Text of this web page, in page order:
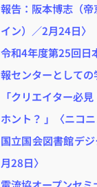
報告：阪本博志（
イン）／2月24日〉
令和4年度第25回日
報センターとして
「クリエイター必
ホント？ 」〈ニコ
国立国会図書館デ
月28日〉